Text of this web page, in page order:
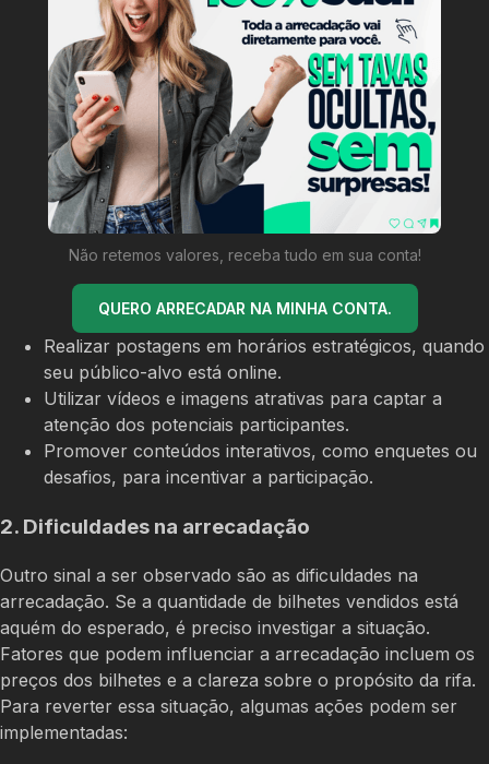
Não retemos valores, receba tudo em sua conta!
QUERO ARRECADAR NA MINHA CONTA.
Realizar postagens em horários estratégicos, quando
seu público-alvo está online.
Utilizar vídeos e imagens atrativas para captar a
atenção dos potenciais participantes.
Promover conteúdos interativos, como enquetes ou
desafios, para incentivar a participação.
2. Dificuldades na arrecadação
Outro sinal a ser observado são as dificuldades na
arrecadação. Se a quantidade de bilhetes vendidos está
aquém do esperado, é preciso investigar a situação.
Fatores que podem influenciar a arrecadação incluem os
preços dos bilhetes e a clareza sobre o propósito da rifa.
Para reverter essa situação, algumas ações podem ser
implementadas: